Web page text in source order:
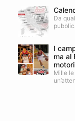
Da
I
ma al
Mille le